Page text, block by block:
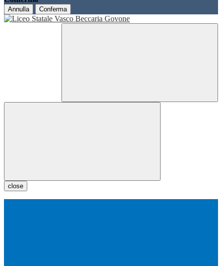
Annulla Conferma
close